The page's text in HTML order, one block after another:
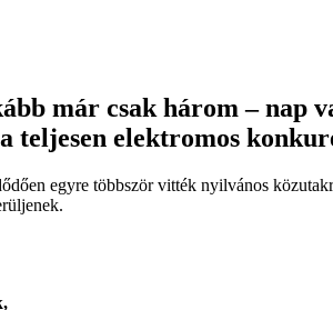
már csak három – nap
teljesen elektromos
egyre többször vitték nyilvános